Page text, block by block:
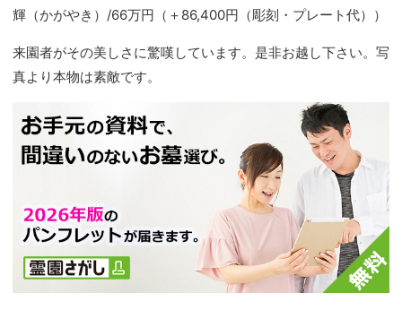
輝（かがやき）/66万円（＋86,400円（彫刻・プレート代））
来園者がその美しさに驚嘆しています。是非お越し下さい。写
真より本物は素敵です。